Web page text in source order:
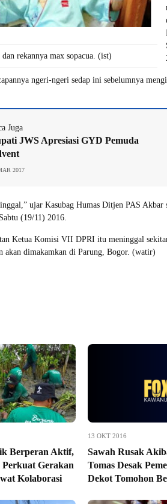
dan rekannya max sopacua. (ist)
ngeri-ngeri sedap ini sebelumnya
Juga
JWS Apresiasi GYD Pemuda
2017
ujar Kasubag Humas Ditjen PAS
(19/11) 2016.
Ketua Komisi VII DPRI itu meninggal
akan dimakamkan di Parung, Bogor. (watir)
Berperan Aktif,
Gerakan
Kolaborasi
13 OKT 2016
Sawah Rusak
Tomas Desak
Dekot Tomohon